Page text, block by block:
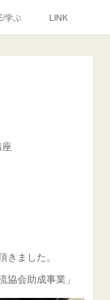
学ぶ LINK
ました。
協会助成事業」